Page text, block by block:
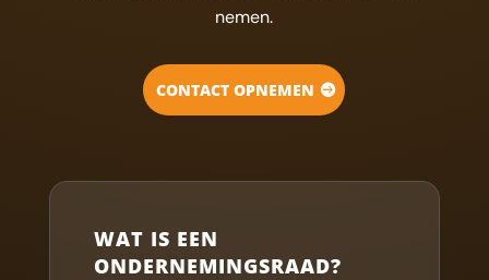
nemen.
CONTACT OPNEMEN
WAT IS EEN
ONDERNEMINGSRAAD?